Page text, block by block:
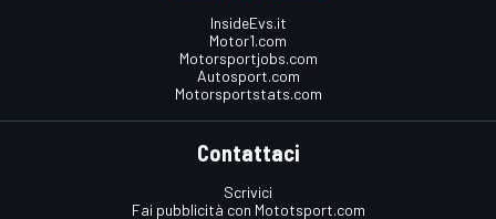
InsideEvs.it
Motor1.com
Motorsportjobs.com
Autosport.com
Motorsportstats.com
Contattaci
Scrivici
Fai pubblicità con Mototsport.com